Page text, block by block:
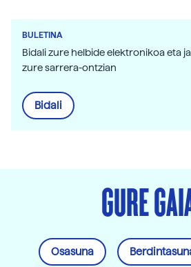
BULETINA
Bidali zure helbide elektronikoa eta
zure sarrera-ontzian
Bidali
GURE
Osasuna